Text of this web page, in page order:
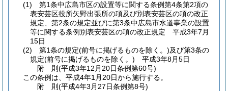
(1)
第1条中広島市区の設置等に関する条例第4条第2項の
表安芸区役所矢野出張所の項及び別表安芸区の項の改正
規定、第2条の規定並びに第3条中広島市水道事業の設置
等に関する条例別表安芸区の項の改正規定 平成3年7月
15日
(2)
第1条の規定(前号に掲げるものを除く。)及び第3条の
規定(前号に掲げるものを除く。) 平成3年8月5日
附 則(平成3年12月20日条例第60号)
この条例は、平成4年1月20日から施行する。
附 則(平成4年3月27日条例第8号)